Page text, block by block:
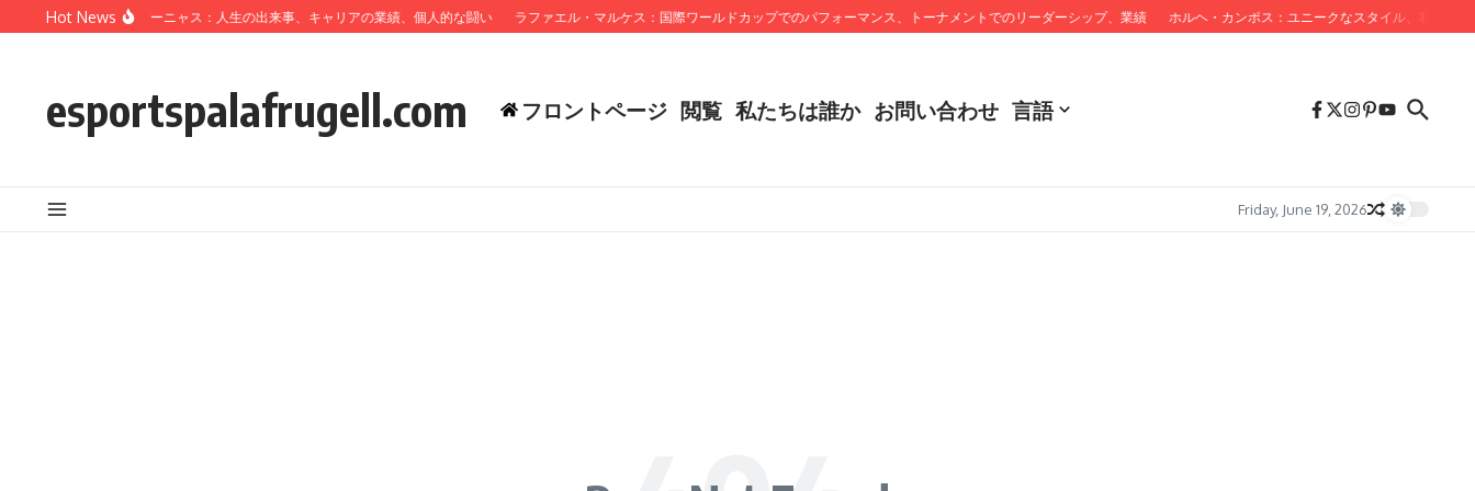
Skip to content
Hot News
サルバドール・カバーニャス：人生の出来事、キャリアの業績、個人的な闘い ラファエル・マルケス：国際ワールドカップでのパフォーマンス、トーナメントでのリーダーシップ、業績 ホルヘ・カンポス：ユニークなスタイル、私生活、
esportspalafrugell.com フロントページ 閲覧 私たちは誰か お問い合わせ 言語
Friday, June 19, 2026